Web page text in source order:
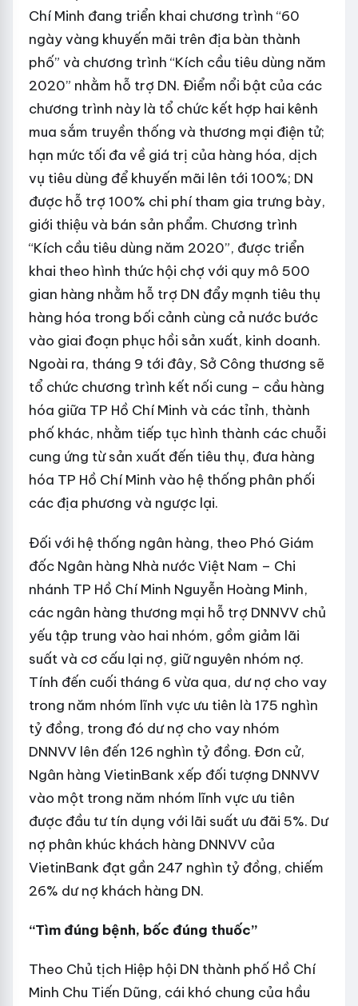
Chí Minh đang triển khai chương trình “60
ngày vàng khuyến mãi trên địa bàn thành
phố” và chương trình “Kích cầu tiêu dùng năm
2020” nhằm hỗ trợ DN. Điểm nổi bật của các
chương trình này là tổ chức kết hợp hai kênh
mua sắm truyền thống và thương mại điện tử;
hạn mức tối đa về giá trị của hàng hóa, dịch
vụ tiêu dùng để khuyến mãi lên tới 100%; DN
được hỗ trợ 100% chi phí tham gia trưng bày,
giới thiệu và bán sản phẩm. Chương trình
“Kích cầu tiêu dùng năm 2020”, được triển
khai theo hình thức hội chợ với quy mô 500
gian hàng nhằm hỗ trợ DN đẩy mạnh tiêu thụ
hàng hóa trong bối cảnh cùng cả nước bước
vào giai đoạn phục hồi sản xuất, kinh doanh.
Ngoài ra, tháng 9 tới đây, Sở Công thương sẽ
tổ chức chương trình kết nối cung – cầu hàng
hóa giữa TP Hồ Chí Minh và các tỉnh, thành
phố khác, nhằm tiếp tục hình thành các chuỗi
cung ứng từ sản xuất đến tiêu thụ, đưa hàng
hóa TP Hồ Chí Minh vào hệ thống phân phối
các địa phương và ngược lại.
Đối với hệ thống ngân hàng, theo Phó Giám
đốc Ngân hàng Nhà nước Việt Nam – Chi
nhánh TP Hồ Chí Minh Nguyễn Hoàng Minh,
các ngân hàng thương mại hỗ trợ DNNVV chủ
yếu tập trung vào hai nhóm, gồm giảm lãi
suất và cơ cấu lại nợ, giữ nguyên nhóm nợ.
Tính đến cuối tháng 6 vừa qua, dư nợ cho vay
trong năm nhóm lĩnh vực ưu tiên là 175 nghìn
tỷ đồng, trong đó dư nợ cho vay nhóm
DNNVV lên đến 126 nghìn tỷ đồng. Đơn cử,
Ngân hàng VietinBank xếp đối tượng DNNVV
vào một trong năm nhóm lĩnh vực ưu tiên
được đầu tư tín dụng với lãi suất ưu đãi 5%. Dư
nợ phân khúc khách hàng DNNVV của
VietinBank đạt gần 247 nghìn tỷ đồng, chiếm
26% dư nợ khách hàng DN.
“Tìm đúng bệnh, bốc đúng thuốc”
Theo Chủ tịch Hiệp hội DN thành phố Hồ Chí
Minh Chu Tiến Dũng, cái khó chung của hầu